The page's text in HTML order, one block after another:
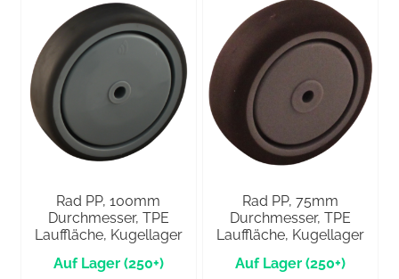
Rad PP, 100mm
Durchmesser, TPE
Lauffläche, Kugellager
(250+)
Rad PP, 75mm
Durchmesser, TPE
Lauffläche, Kugellager
(250+)